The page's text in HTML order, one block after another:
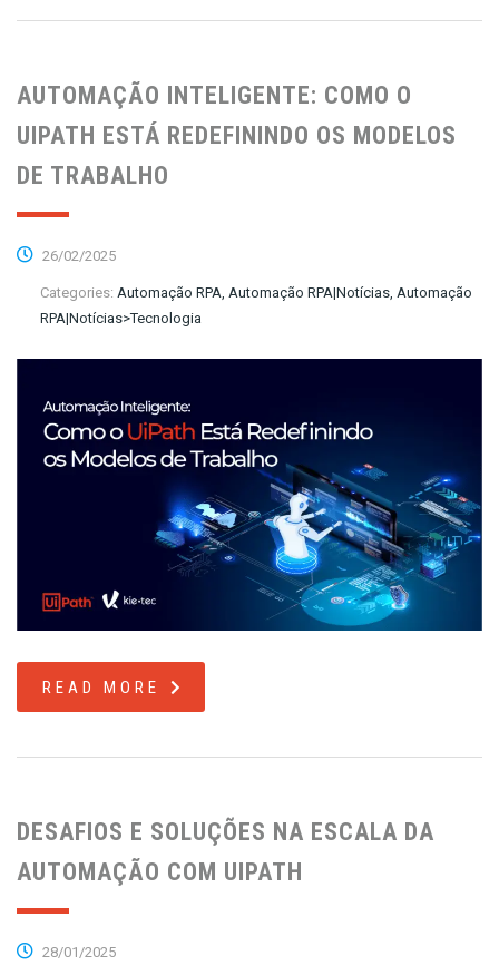
AUTOMAÇÃO INTELIGENTE: COMO O
UIPATH ESTÁ REDEFININDO OS MODELOS
DE TRABALHO
26/02/2025
Categories: Automação RPA, Automação RPA|Notícias, Automação
RPA|Notícias>Tecnologia
READ MORE
DESAFIOS E SOLUÇÕES NA ESCALA DA
AUTOMAÇÃO COM UIPATH
28/01/2025